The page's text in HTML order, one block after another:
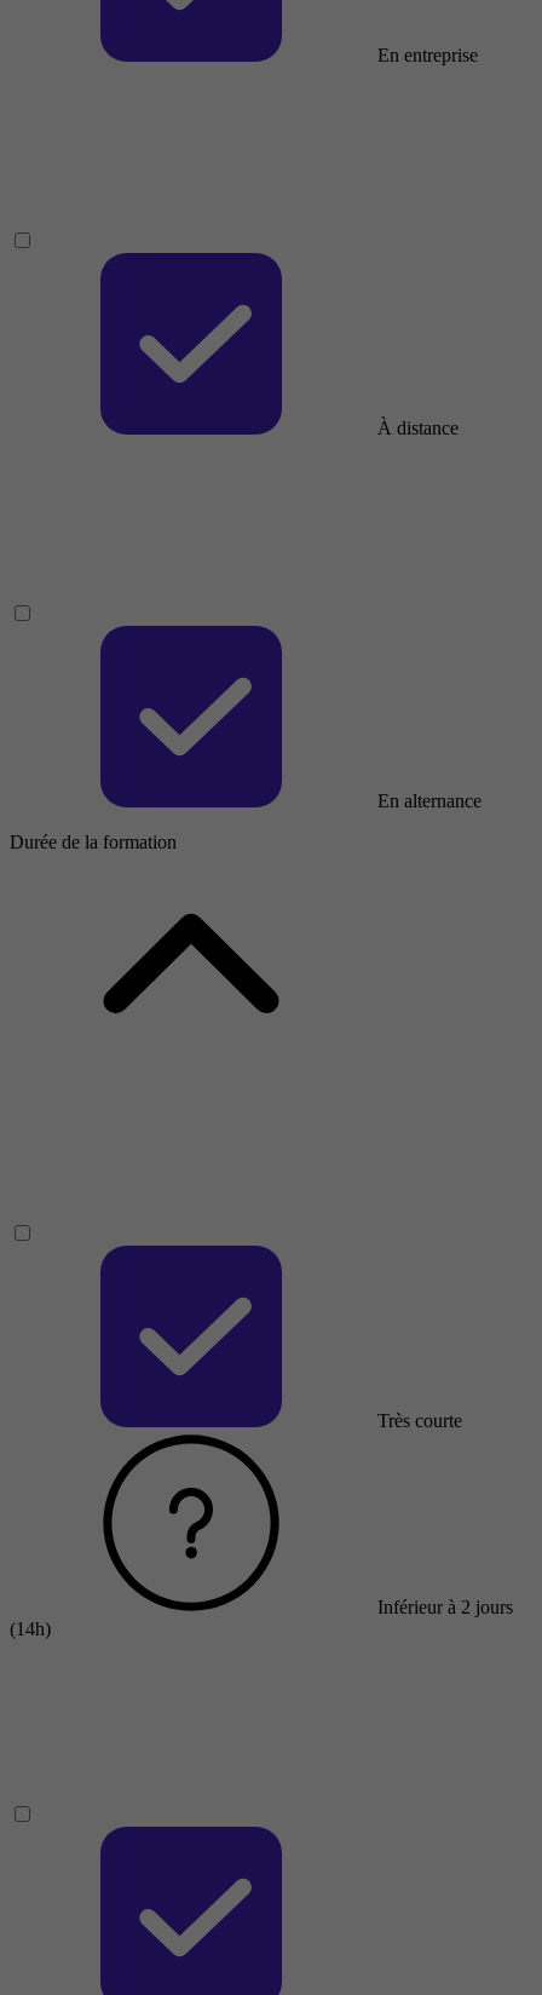
En entreprise
À distance
En alternance
Durée de la formation
Très courte
Inférieur à 2 jours
(14h)